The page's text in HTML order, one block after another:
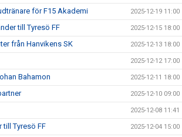
för F15 Akademi 2025-12-19 11:00
till Tyresö FF 2025-12-15 18:00
från Hanvikens SK 2025-12-13 18:00
2025-12-12 17:00
Bahamon 2025-12-11 18:00
2025-12-10 09:00
2025-12-08 11:41
till Tyresö FF 2025-12-04 15:00